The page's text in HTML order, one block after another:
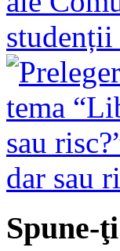
dar sau
Spune-